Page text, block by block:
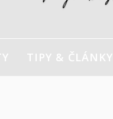
TIPY & ČLÁNKY